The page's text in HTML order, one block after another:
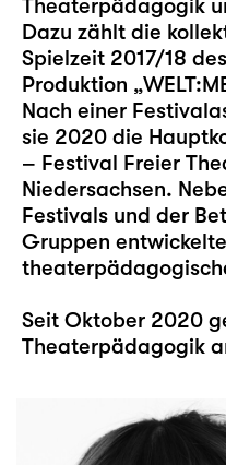
Theaterpädagogik
Dazu zählt die
Spielzeit 2017/18
Produktion
Nach einer
sie 2020 die
– Festival Freier
Niedersachsen.
Festivals und der
Gruppen
Seit Oktober 2020
Theaterpädagogik